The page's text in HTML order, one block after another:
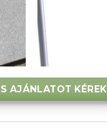
AJÁNLATOT KÉREK